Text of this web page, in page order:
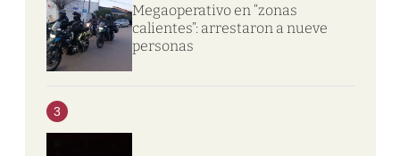
Megaoperativo en “zonas
calientes”: arrestaron a nueve
personas
3